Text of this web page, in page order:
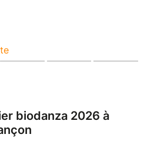
biodanza 2026 à